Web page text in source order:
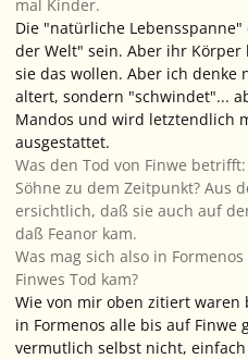
mal Kinder.
Die "natürliche
der Welt" sein. Aber ihr
sie das wollen. Aber ich denke
altert, sondern "schwindet"...
Mandos und wird letztendlich
ausgestattet.
Was den Tod von Finwe
Söhne zu dem Zeitpunkt? Aus
ersichtlich, daß sie auch auf
daß Feanor kam.
Was mag sich also in
Finwes Tod kam?
Wie von mir oben zitiert
in Formenos alle bis auf Finwe
vermutlich selbst nicht,